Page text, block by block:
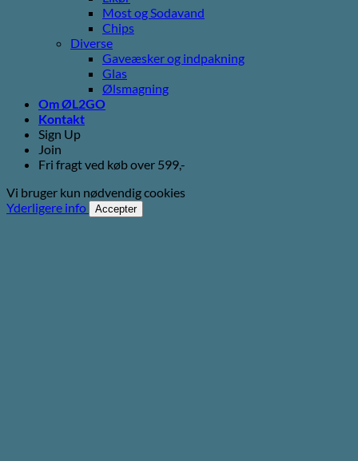
Most og Sodavand
Chips
Diverse
Gaveæsker og indpakning
Glas
Ølsmagning
Om ØL2GO
Kontakt
Sign Up
Join
Fri fragt ved køb over 599,-
Vi bruger kun nødvendig cookies
Yderligere info
Accepter